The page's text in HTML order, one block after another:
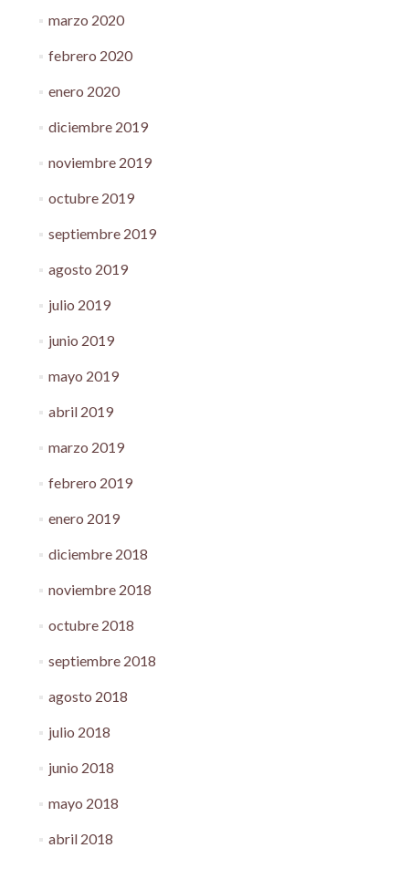
marzo 2020
febrero 2020
enero 2020
diciembre 2019
noviembre 2019
octubre 2019
septiembre 2019
agosto 2019
julio 2019
junio 2019
mayo 2019
abril 2019
marzo 2019
febrero 2019
enero 2019
diciembre 2018
noviembre 2018
octubre 2018
septiembre 2018
agosto 2018
julio 2018
junio 2018
mayo 2018
abril 2018